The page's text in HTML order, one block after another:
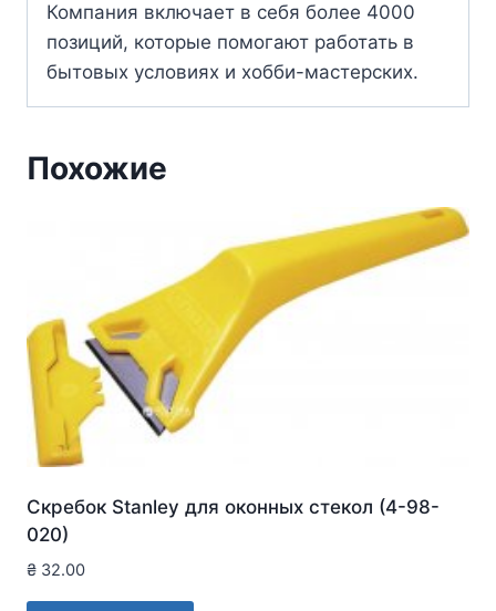
Компания включает в себя более 4000
позиций, которые помогают работать в
бытовых условиях и хобби-мастерских.
Похожие
Скребок Stanley для оконныx стекол (4-98-
020)
₴ 32.00